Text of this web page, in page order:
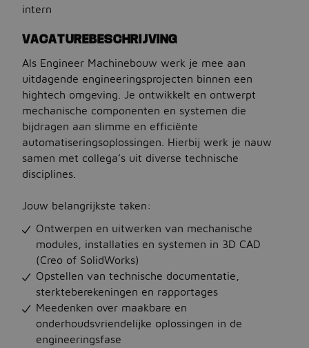
intern
VACATUREBESCHRIJVING
Als Engineer Machinebouw werk je mee aan
uitdagende engineeringsprojecten binnen een
hightech omgeving. Je ontwikkelt en ontwerpt
mechanische componenten en systemen die
bijdragen aan slimme en efficiënte
automatiseringsoplossingen. Hierbij werk je nauw
samen met collega’s uit diverse technische
disciplines.
Jouw belangrijkste taken:
Ontwerpen en uitwerken van mechanische
modules, installaties en systemen in 3D CAD
(Creo of SolidWorks)
Opstellen van technische documentatie,
sterkteberekeningen en rapportages
Meedenken over maakbare en
onderhoudsvriendelijke oplossingen in de
engineeringsfase
Vacatures per dienstverband
Vacatures per opleidingsniveau
Jobbird
Kies een andere regio
Jobs Deutschland
Jobs United Kingdom
Algemene voorwaarden
Vacatures plaatsen